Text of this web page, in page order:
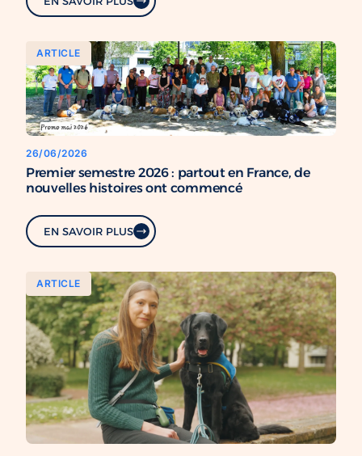
ARTICLE
26/06/2026
Premier semestre 2026 : partout en France, de
nouvelles histoires ont commencé
EN SAVOIR PLUS
ARTICLE